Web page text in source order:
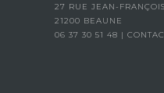
27 RUE JEAN-
21200 BEAUNE
06 37 30 51 48 |